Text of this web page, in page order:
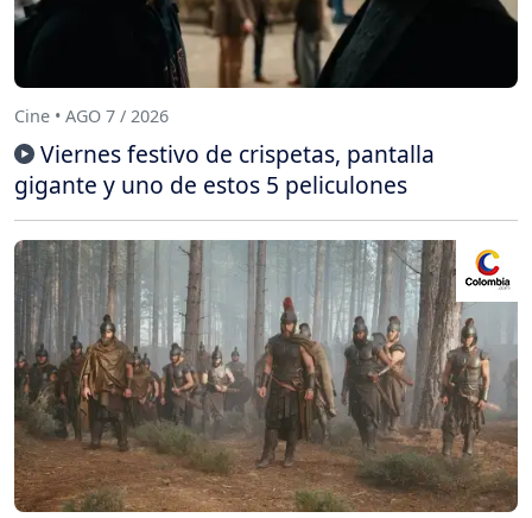
Cine • AGO 7 / 2026
Viernes festivo de crispetas, pantalla
gigante y uno de estos 5 peliculones